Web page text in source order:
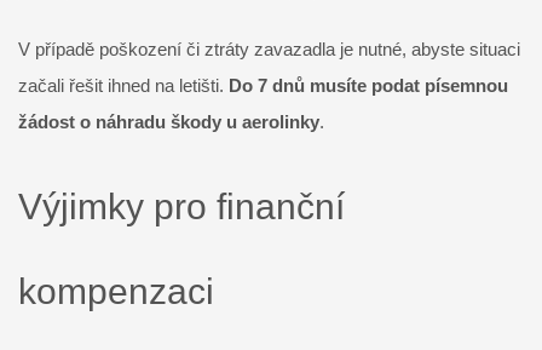
V případě poškození či ztráty zavazadla je nutné, abyste situaci
začali řešit ihned na letišti. Do 7 dnů musíte podat písemnou
žádost o náhradu škody u aerolinky.
Výjimky pro finanční
kompenzaci